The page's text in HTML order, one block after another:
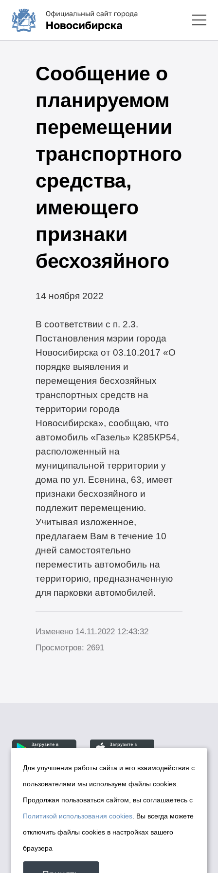
Сообщение о
планируемом
перемещении
транспортного
средства,
имеющего
признаки
бесхозяйного
14 ноября 2022
В соответствии с п. 2.3.
Постановления мэрии города
Новосибирска от 03.10.2017 «О
порядке выявления и
перемещения бесхозяйных
транспортных средств на
территории города
Новосибирска», сообщаю, что
автомобиль «Газель» К285КР54,
расположенный на
муниципальной территории у
дома по ул. Есенина, 63, имеет
признаки бесхозяйного и
подлежит перемещению.
Учитывая изложенное,
предлагаем Вам в течение 10
дней самостоятельно
переместить автомобиль на
территорию, предназначенную
для парковки автомобилей.
Изменено 14.11.2022 12:43:32
Просмотров: 2691
© Департамент информационной политики мэрии
города Новосибирска, 2026
Политика использования Cookies
Политика по обработке персональных
данных в информационных системах
мэрии города Новосибирска
Для улучшения работы сайта и его взаимодействия с
пользователями мы используем файлы cookies.
Продолжая пользоваться сайтом, вы соглашаетесь с
Политикой использования cookies . Вы всегда можете
отключить файлы cookies в настройках вашего
браузера